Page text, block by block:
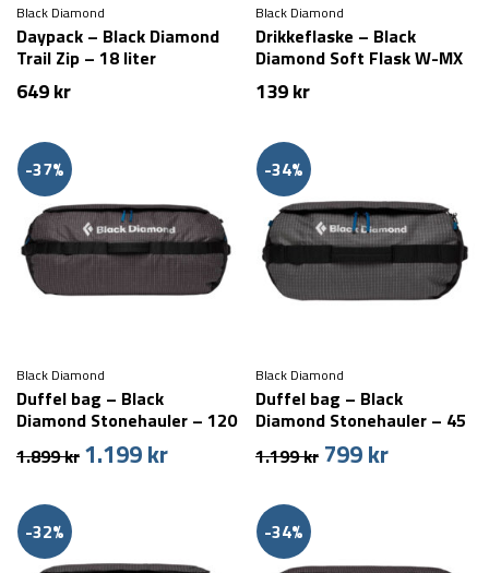
Black Diamond
Daypack – Black Diamond
Trail Zip – 18 liter
649kr
Black Diamond
Drikkeflaske – Black
Diamond Soft Flask W-MX
– 500 ml
139kr
-37%
Black Diamond
Duffel bag – Black
Diamond Stonehauler – 120
1.899kr Den
1.199krDen
-34%
Black Diamond
Duffel bag – Black
Diamond Stonehauler – 45
1.199kr Den
799krDen
-32% -34%